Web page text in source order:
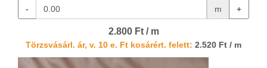
- m +
2.800 Ft / m
Törzsvásárl. ár, v. 10 e. Ft kosárért. felett: 2.520 Ft / m